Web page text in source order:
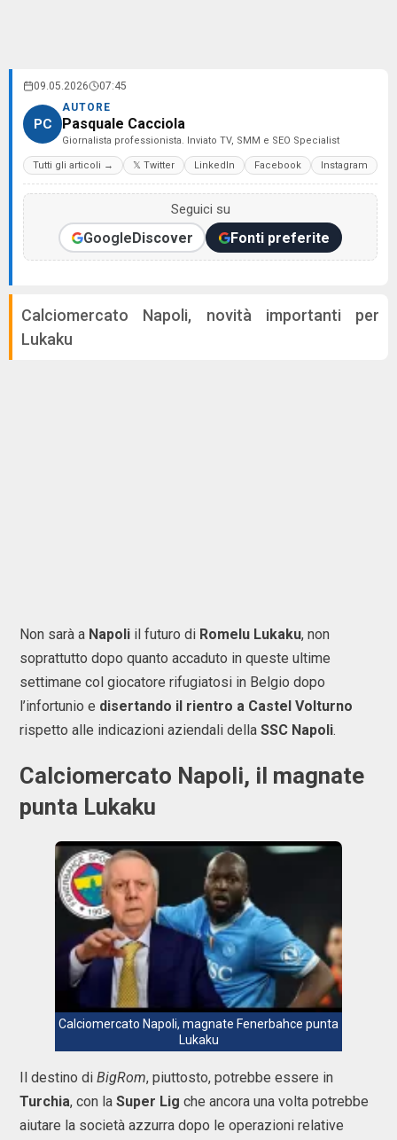
09.05.2026 07:45
PC
AUTORE
Pasquale Cacciola
Giornalista professionista. Inviato TV, SMM e SEO Specialist
Tutti gli articoli → 𝕏 Twitter LinkedIn Facebook Instagram
Seguici su
GoogleDiscover Fonti preferite
Calciomercato Napoli, novità importanti per
Lukaku
Non sarà a Napoli il futuro di Romelu Lukaku, non
soprattutto dopo quanto accaduto in queste ultime
settimane col giocatore rifugiatosi in Belgio dopo
l’infortunio e disertando il rientro a Castel Volturno
rispetto alle indicazioni aziendali della SSC Napoli.
Calciomercato Napoli, il magnate
punta Lukaku
Calciomercato Napoli, magnate Fenerbahce punta
Lukaku
Il destino di BigRom, piuttosto, potrebbe essere in
Turchia, con la Super Lig che ancora una volta potrebbe
aiutare la società azzurra dopo le operazioni relative